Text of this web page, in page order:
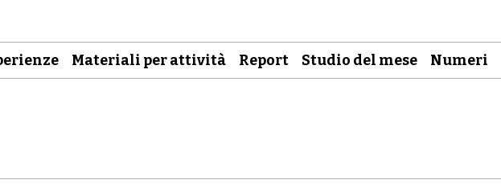
Materiali per attività Report Studio del mese Numeri